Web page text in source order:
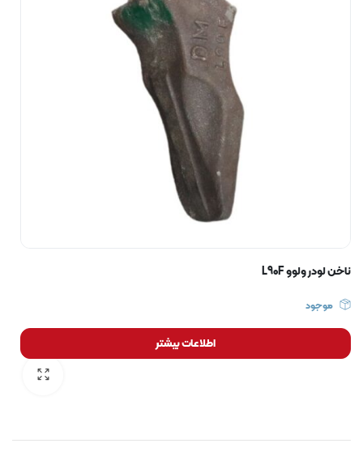
ناخن لودر ولوو L90F
موجود
اطلاعات بیشتر